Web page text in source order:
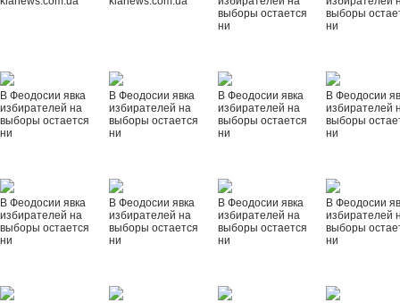
выборы остается
ни
выборы
ни
В Феодосии явка
избирателей на
выборы остается
ни
В Феодосии явка
избирателей на
выборы остается
ни
В Феодосии явка
избирателей на
выборы остается
ни
В Феодосии
избирателей
выборы
ни
В Феодосии явка
избирателей на
выборы остается
ни
В Феодосии явка
избирателей на
выборы остается
ни
В Феодосии явка
избирателей на
выборы остается
ни
В Феодосии
избирателей
выборы
ни